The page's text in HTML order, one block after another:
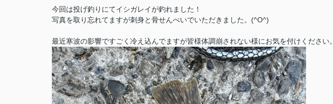
今回は投げ釣りにてイシガレイが釣れました！
写真を取り忘れてますが刺身と骨せんべいでいただきました。(^O^)
最近寒波の影響ですごく冷え込んでますが皆様体調崩されない様にお気を付けください。